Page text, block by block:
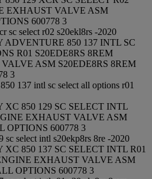
EXHAUST VALVE ASM
600778 3
sc select r02 s20ekl8rs -2020
ADVENTURE 850 137 INTL SC
R01 S20EDE8RS 8REM
ASM S20EDE8RS 8REM
3
137 intl sc select all options r01
XC 850 129 SC SELECT INTL
EXHAUST VALVE ASM
OPTIONS 600778 3
sc select intl s20ekp8rs 8re -2020
850 137 SC SELECT INTL R01
EXHAUST VALVE ASM
OPTIONS 600778 3